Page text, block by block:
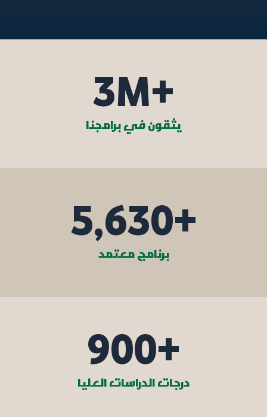
يثقون في برامجنا
3M+
برنامج معتمد
5,630+
درجات الدراسات العليا
900+